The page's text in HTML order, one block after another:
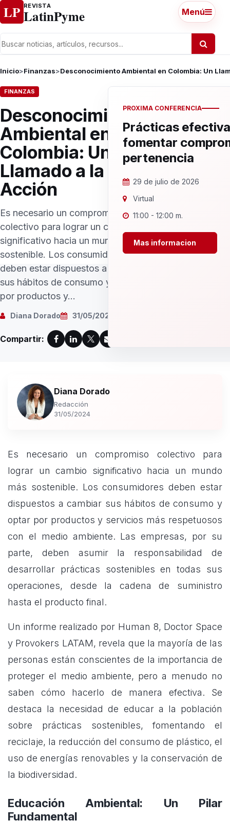
Ir al contenido
LP REVISTA
LatinPyme Menú
Inicio>Finanzas>Desconocimiento Ambiental en Colombia: Un
FINANZAS
Desconocimiento
Ambiental en
Colombia: Un
Llamado a la
Acción
Es necesario un compromiso
colectivo para lograr un cambio
significativo hacia un mundo más
sostenible. Los consumidores
deben estar dispuestos a cambiar
sus hábitos de consumo y optar
por productos y...
Diana Dorado 31/05/2024
Compartir:
PROXIMA CONFERENCIA
Prácticas
fomentar
pertenencia
29 de julio de 2026
Virtual
11:00 - 12:00 m.
Mas informacion
Diana Dorado
Redacción
31/05/2024
Es necesario un compromiso colectivo para
lograr un cambio significativo hacia un mundo
más sostenible. Los consumidores deben estar
dispuestos a cambiar sus hábitos de consumo y
optar por productos y servicios más respetuosos
con el medio ambiente. Las empresas, por su
parte, deben asumir la responsabilidad de
desarrollar prácticas sostenibles en todas sus
operaciones, desde la cadena de suministro
hasta el producto final.
Un informe realizado por Human 8, Doctor Space
y Provokers LATAM, revela que la mayoría de las
personas están conscientes de la importancia de
proteger el medio ambiente, pero a menudo no
saben cómo hacerlo de manera efectiva. Se
destaca la necesidad de educar a la población
sobre prácticas sostenibles, fomentando el
reciclaje, la reducción del consumo de plástico, el
uso de energías renovables y la conservación de
la biodiversidad.
Educación Ambiental: Un Pilar
Fundamental